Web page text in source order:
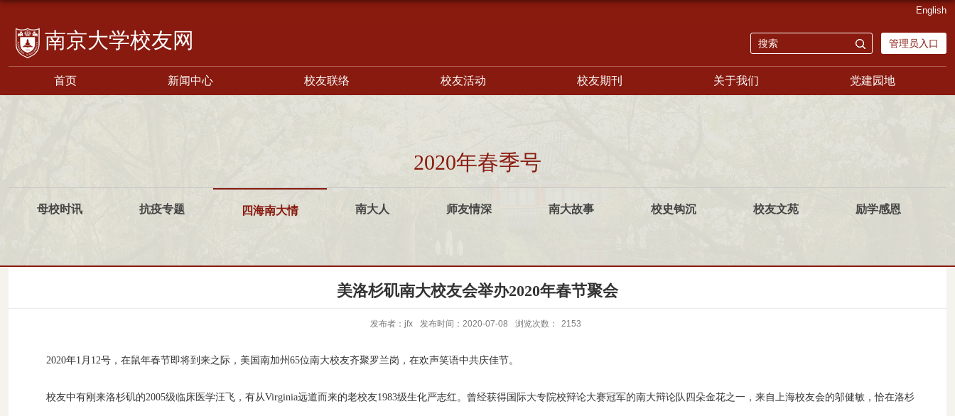
校友网 管理员入口
English
首页 新闻中心 校友联络 校友活动 校友期刊 关于我们 党建园地
2020年春季号
母校时讯 抗疫专题 四海南大情 南大人 师友情深 南大故事 校史钩沉 校友文苑 励学感恩
美洛杉矶南大校友会举办2020年春节聚会
发布者：jfx 发布时间：2020-07-08 浏览次数： 2153
2020年1月12号，在鼠年春节即将到来之际，美国南加州65位南大校友齐聚罗兰岗，在欢声笑语中共庆佳节。
校友中有刚来洛杉矶的2005级临床医学汪飞，有从Virginia远道而来的老校友1983级生化严志红。曾经获得国际大专院校辩论大赛冠军的南大辩论队四朵金花之一，来自上海校友会的邬健敏，恰在洛杉